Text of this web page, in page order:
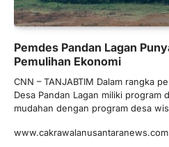
Pemdes Pandan Lagan
Pemulihan Ekonomi
CNN – TANJABTIM Dalam rangka
Desa Pandan Lagan miliki program
mudahan dengan program desa
www.cakrawalanusantaranews.com